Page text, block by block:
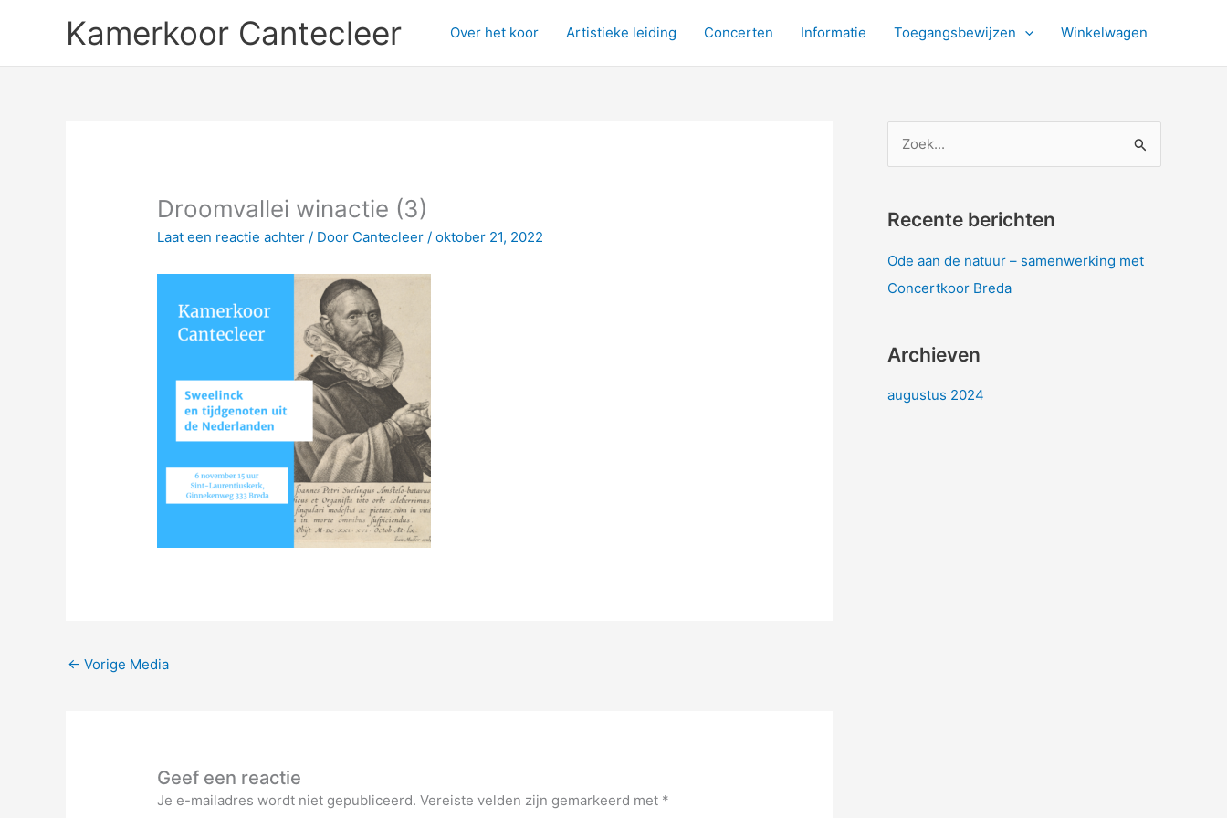
Kamerkoor Cantecleer Over het koor Artistieke leiding Concerten Informatie Toegangsbewijzen Winkelwagen
Droomvallei winactie (3)
Laat een reactie achter / Door Cantecleer/oktober 21, 2022
← Vorige Media
Geef een reactie
Je e-mailadres wordt niet gepubliceerd. Vereiste velden zijn gemarkeerd met *
k
a
a
:
Recente berichten
Ode aan de natuur – samenwerking met
Concertkoor Breda
Archieven
augustus 2024